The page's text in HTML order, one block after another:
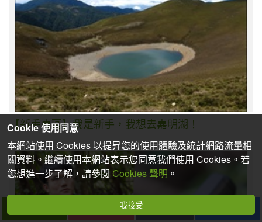
【新手專區】我是新手，我想去嘉明湖！
Cookie 使用同意
本網站使用 Cookies 以提昇您的使用體驗及統計網路流量相
關資料。繼續使用本網站表示您同意我們使用 Cookies。若
您想進一步了解，請參閱Cookies 聲明 。
我接受